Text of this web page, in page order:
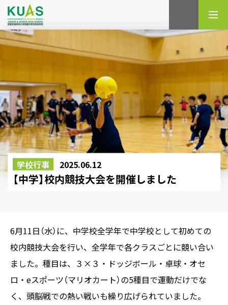
検索
学校行事 2025.06.12
【中学】校内競技大会を開催しました
6月11日（水）に、中学校全学年で中学校として初めての
校内競技大会を行い、全学年で各クラスごとに競い合い
ました。種目は、３×３・ドッジボール・卓球・オセ
ロ・eスポーツ（マリオカート）の5種目で運動だけでな
く、頭脳戦での熱い戦いも繰り広げられていました。